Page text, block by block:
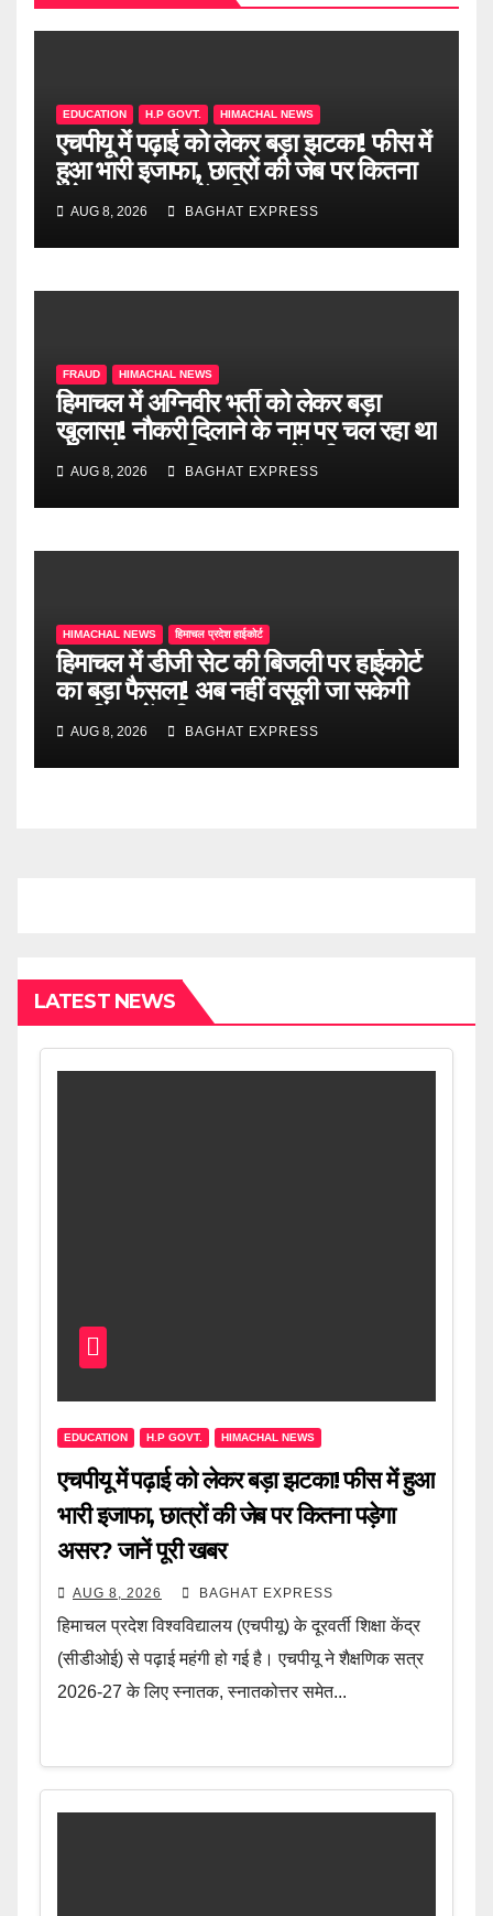
EDUCATION H.P GOVT. HIMACHAL NEWS
एचपीयू में पढ़ाई को लेकर बड़ा झटका! फीस में
हुआ भारी इजाफा, छात्रों की जेब पर कितना
पड़ेगा असर? जानें पूरी खबर
AUG 8, 2026 BAGHAT EXPRESS
FRAUD HIMACHAL NEWS
हिमाचल में अग्निवीर भर्ती को लेकर बड़ा
खुलासा! नौकरी दिलाने के नाम पर चल रहा था
खेल, दो दलाल गिरफ्तार, जानें पूरी खबर
AUG 8, 2026 BAGHAT EXPRESS
HIMACHAL NEWS हिमाचल प्रदेश हाईकोर्ट
हिमाचल में डीजी सेट की बिजली पर हाईकोर्ट
का बड़ा फैसला! अब नहीं वसूली जा सकेगी
ड्यूटी, जानें पूरी खबर
AUG 8, 2026 BAGHAT EXPRESS
LATEST NEWS
EDUCATION H.P GOVT. HIMACHAL NEWS
एचपीयू में पढ़ाई को लेकर बड़ा झटका! फीस में हुआ
भारी इजाफा, छात्रों की जेब पर कितना पड़ेगा
असर? जानें पूरी खबर
AUG 8, 2026 BAGHAT EXPRESS
हिमाचल प्रदेश विश्वविद्यालय (एचपीयू) के दूरवर्ती शिक्षा केंद्र
(सीडीओई) से पढ़ाई महंगी हो गई है। एचपीयू ने शैक्षणिक सत्र
2026-27 के लिए स्नातक, स्नातकोत्तर समेत...